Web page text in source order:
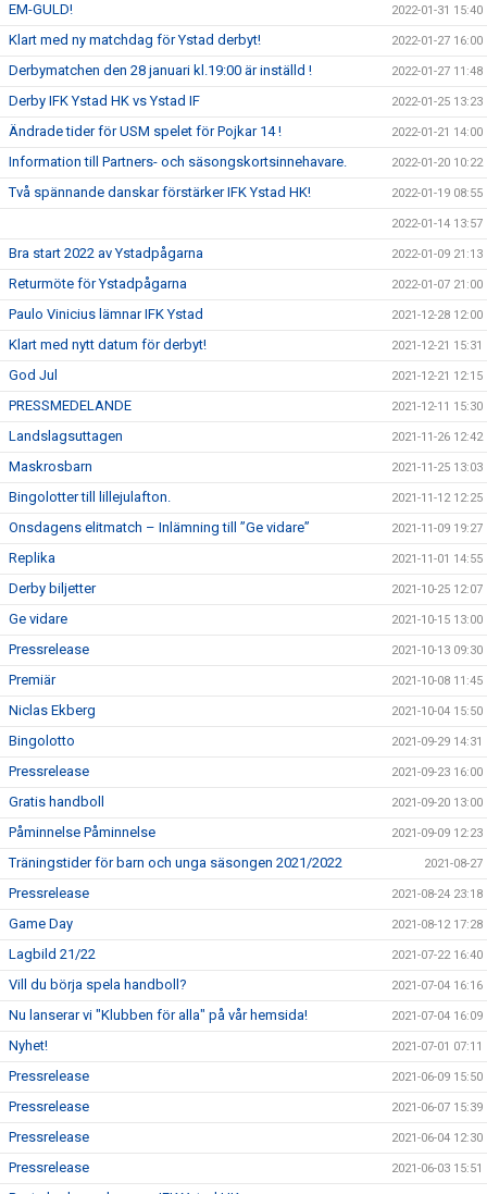
EM-GULD! 2022-01-31 15:40
Klart med ny matchdag för Ystad derbyt! 2022-01-27 16:00
Derbymatchen den 28 januari kl.19:00 är inställd ! 2022-01-27 11:48
Derby IFK Ystad HK vs Ystad IF 2022-01-25 13:23
Ändrade tider för USM spelet för Pojkar 14 ! 2022-01-21 14:00
Information till Partners- och säsongskortsinnehavare. 2022-01-20 10:22
Två spännande danskar förstärker IFK Ystad HK! 2022-01-19 08:55
2022-01-14 13:57
Bra start 2022 av Ystadpågarna 2022-01-09 21:13
Returmöte för Ystadpågarna 2022-01-07 21:00
Paulo Vinicius lämnar IFK Ystad 2021-12-28 12:00
Klart med nytt datum för derbyt! 2021-12-21 15:31
God Jul 2021-12-21 12:15
PRESSMEDELANDE 2021-12-11 15:30
Landslagsuttagen 2021-11-26 12:42
Maskrosbarn 2021-11-25 13:03
Bingolotter till lillejulafton. 2021-11-12 12:25
Onsdagens elitmatch – Inlämning till ”Ge vidare” 2021-11-09 19:27
Replika 2021-11-01 14:55
Derby biljetter 2021-10-25 12:07
Ge vidare 2021-10-15 13:00
Pressrelease 2021-10-13 09:30
Premiär 2021-10-08 11:45
Niclas Ekberg 2021-10-04 15:50
Bingolotto 2021-09-29 14:31
Pressrelease 2021-09-23 16:00
Gratis handboll 2021-09-20 13:00
Påminnelse Påminnelse 2021-09-09 12:23
Träningstider för barn och unga säsongen 2021/2022 2021-08-27
Pressrelease 2021-08-24 23:18
Game Day 2021-08-12 17:28
Lagbild 21/22 2021-07-22 16:40
Vill du börja spela handboll? 2021-07-04 16:16
Nu lanserar vi "Klubben för alla" på vår hemsida! 2021-07-04 16:09
Nyhet! 2021-07-01 07:11
Pressrelease 2021-06-09 15:50
Pressrelease 2021-06-07 15:39
Pressrelease 2021-06-04 12:30
Pressrelease 2021-06-03 15:51